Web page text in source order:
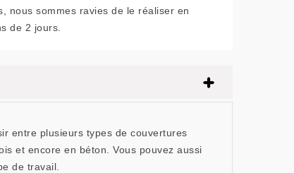
nous sommes ravies de le réaliser en
de 2 jours.
entre plusieurs types de couvertures
et encore en béton. Vous pouvez aussi
de travail.